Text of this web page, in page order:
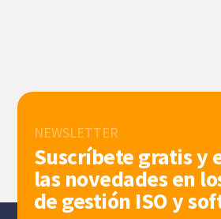
NEWSLETTER
Suscríbete gratis y
las novedades en
de gestión ISO y